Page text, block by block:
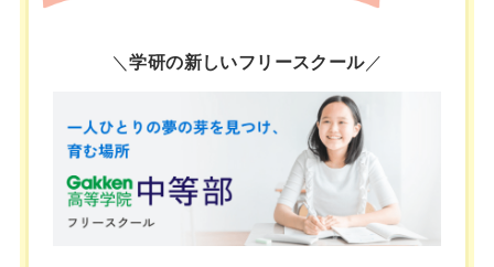
＼学研の新しいフリースクール／